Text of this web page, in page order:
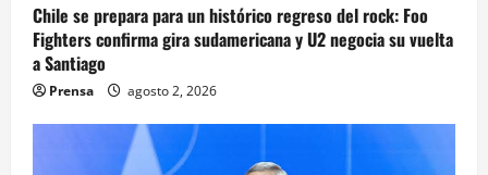
Chile se prepara para un histórico regreso del rock: Foo
Fighters confirma gira sudamericana y U2 negocia su vuelta
a Santiago
Prensa agosto 2, 2026